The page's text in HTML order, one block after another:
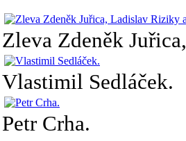
Zleva Zdeněk
Vlastimil Sedláček.
Petr Crha.